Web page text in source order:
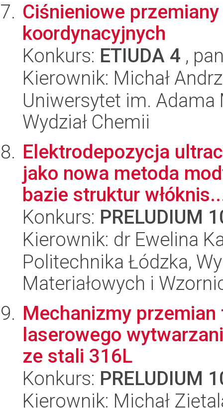
Ciśnieniowe
koordynacyjnych
Konkurs: ETIUDA 4 ,
Kierownik: Michał
Uniwersytet im.
Wydział Chemii
Elektrodepozycja
jako nowa metoda
bazie struktur
Konkurs: PRELUDIUM
Kierownik: dr Ewelina
Politechnika Łódzka,
Materiałowych i
Mechanizmy
laserowego
ze stali 316L
Konkurs: PRELUDIUM
Kierownik: Michał